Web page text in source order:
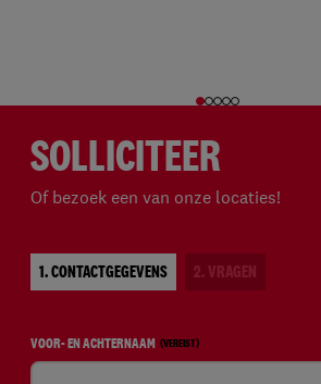
SOLLICITEER
Of bezoek een van onze locaties!
1. CONTACTGEGEVENS 2. VRAGEN
VOOR- EN ACHTERNAAM (VEREIST)